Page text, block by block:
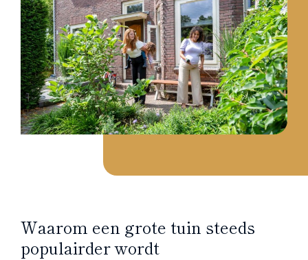
Waarom een grote tuin steeds
populairder wordt